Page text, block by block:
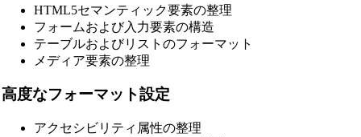
HTML5セマンティック要素の整理
フォームおよび入力要素の構造
テーブルおよびリストのフォーマット
メディア要素の整理
高度なフォーマット設定
アクセシビリティ属性の整理